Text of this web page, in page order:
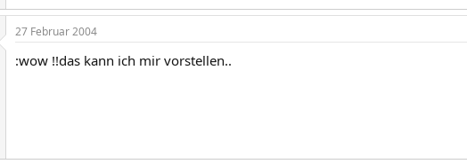
27 Februar 2004
:wow !!das kann ich mir vorstellen..